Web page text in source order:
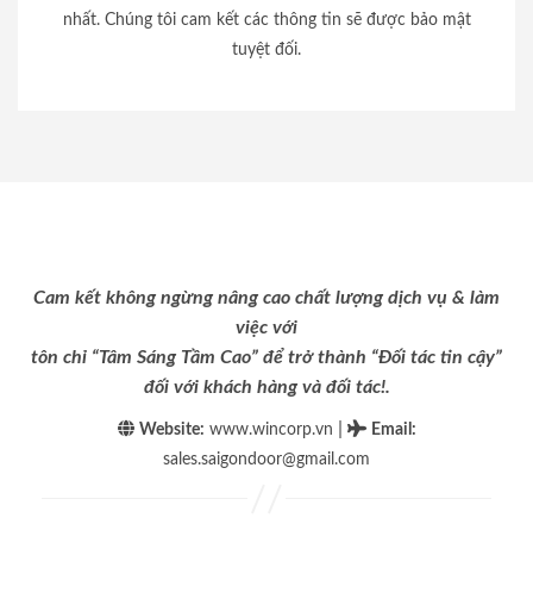
nhất. Chúng tôi cam kết các thông tin sẽ được bảo mật
tuyệt đối.
Cam kết không ngừng nâng cao chất lượng dịch vụ & làm
việc với
tôn chỉ “Tâm Sáng Tầm Cao” để trở thành “Đối tác tin cậy”
đối với khách hàng và đối tác!.
Website: www.wincorp.vn Email :
sales.saigondoor@gmail.com